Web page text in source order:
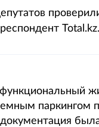
Total.kz.
паркингом